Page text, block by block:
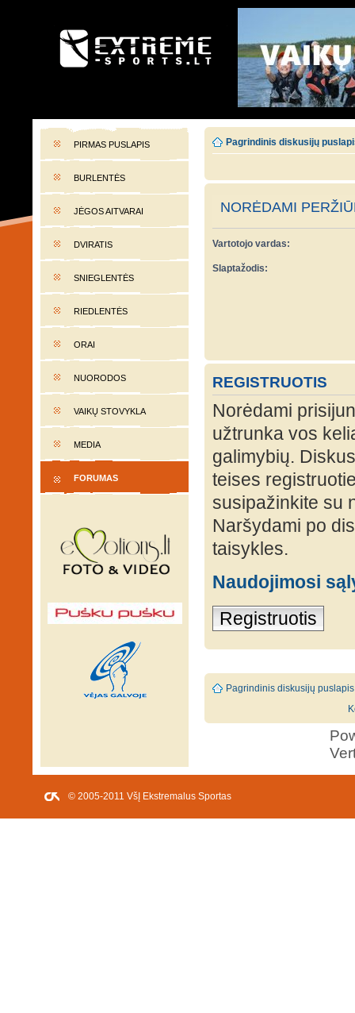
EXTREME-SPORTS.LT
PIRMAS PUSLAPIS
BURLENTĖS
JĖGOS AITVARAI
DVIRATIS
SNIEGLENTĖS
RIEDLENTĖS
ORAI
NUORODOS
VAIKŲ STOVYKLA
MEDIA
FORUMAS
Pagrindinis diskusijų
NORĖDAMI
Vartotojo vardas:
Slaptažodis:
REGISTRUOTIS
Norėdami
užtrunka vos
galimybių.
teises
susipažinkite su
Naršydami po
taisykles.
Naudojimosi
Registruotis
Pagrindinis diskusijų puslapis
© 2005-2011 VšĮ Ekstremalus Sportas